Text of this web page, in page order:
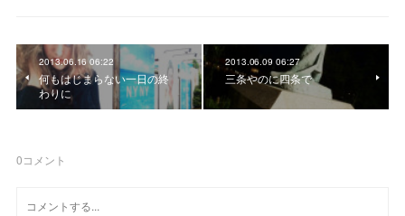
2013.06.16 06:22
何もはじまらない一日の終
わりに
2013.06.09 06:27
三条やのに四条で
0コメント